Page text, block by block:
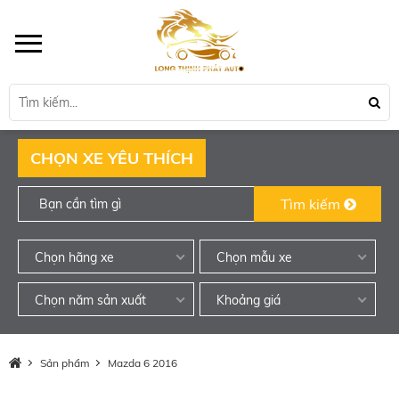
CHỌN XE YÊU THÍCH
Tìm kiếm
Chọn hãng xe Chọn mẫu xe
Chọn năm sản xuất Khoảng giá
Sản phẩm Mazda 6 2016